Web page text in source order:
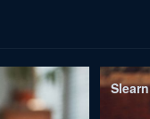
Slearn